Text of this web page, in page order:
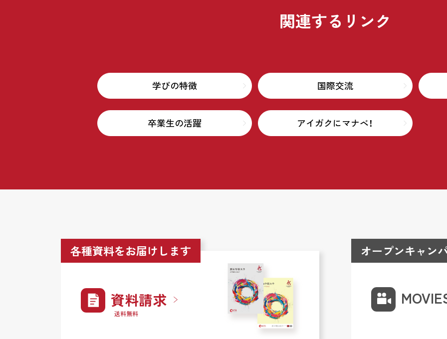
関連するリンク
学びの特徴 国際交流
卒業生の活躍 アイガクにマナベ！
各種資料をお届けします
資料請求
送料無料
オープンキャン